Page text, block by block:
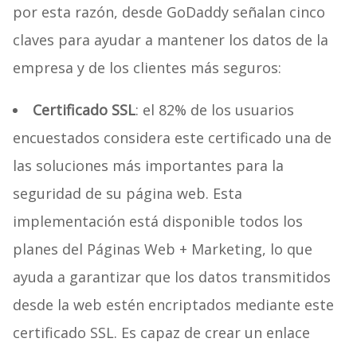
por esta razón, desde GoDaddy señalan cinco
claves para ayudar a mantener los datos de la
empresa y de los clientes más seguros:
Certificado SSL: el 82% de los usuarios
encuestados considera este certificado una de
las soluciones más importantes para la
seguridad de su página web. Esta
implementación está disponible todos los
planes del Páginas Web + Marketing, lo que
ayuda a garantizar que los datos transmitidos
desde la web estén encriptados mediante este
certificado SSL. Es capaz de crear un enlace